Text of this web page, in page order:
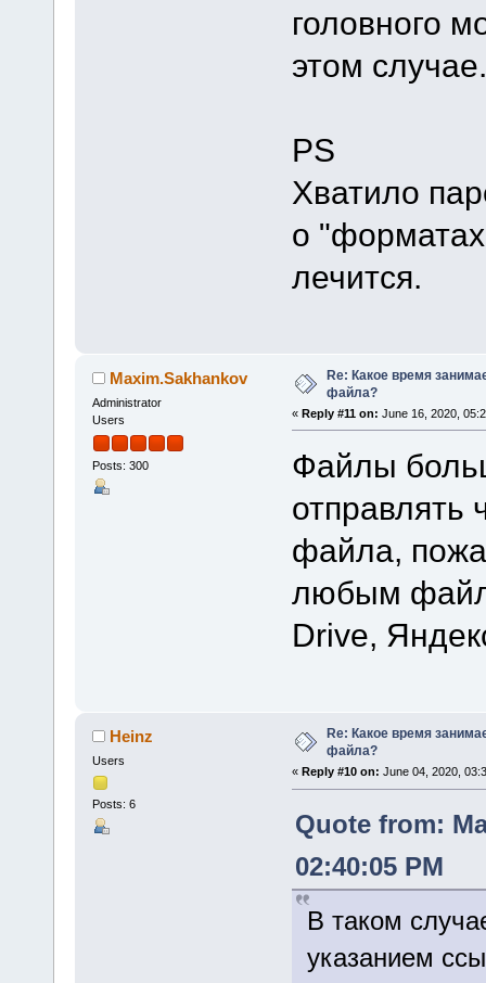
головного
этом случае.
PS
Хватило
о
лечится.
Maxim.Sakhankov
Administrator
Users
Posts: 300
Re: Какое время
файла?
« Reply #11 on: June 16, 2020,
Файлы
отправлять
файла,
любым
Drive,
Heinz
Users
Posts: 6
Re: Какое время
файла?
« Reply #10 on: June 04, 2020,
Quote from:
02:40:05 PM
В таком
указанием